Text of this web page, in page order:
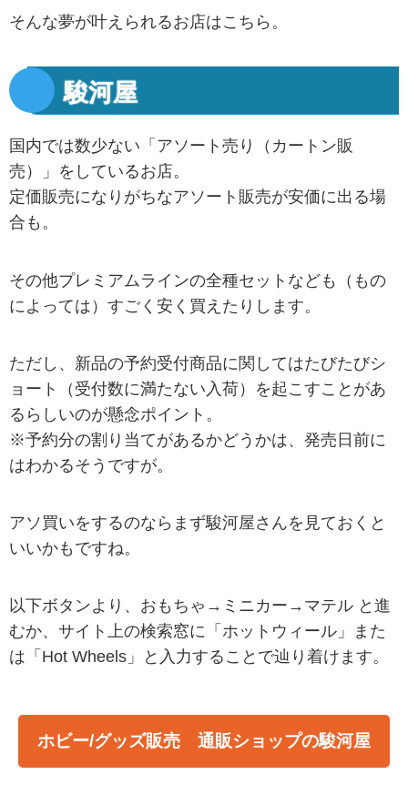
そんな夢が叶えられるお店はこちら。
駿河屋
国内では数少ない「アソート売り（カートン販
売）」をしているお店。
定価販売になりがちなアソート販売が安価に出る場
合も。
その他プレミアムラインの全種セットなども（もの
によっては）すごく安く買えたりします。
ただし、新品の予約受付商品に関してはたびたびシ
ョート（受付数に満たない入荷）を起こすことがあ
るらしいのが懸念ポイント。
※予約分の割り当てがあるかどうかは、発売日前に
はわかるそうですが。
アソ買いをするのならまず駿河屋さんを見ておくと
いいかもですね。
以下ボタンより、おもちゃ→ミニカー→マテル と進
むか、サイト上の検索窓に「ホットウィール」また
は「Hot Wheels」と入力することで辿り着けます。
ホビー/グッズ販売 通販ショップの駿河屋